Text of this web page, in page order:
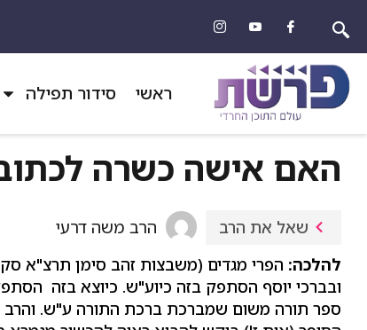
ראשי סידור תפילה
האם אישה כשרה
שאל את הרב הרב משה דרעי
להלכה: הפרי מגדים (משבצות זהב סימן תרצ"א
ובברכי יוסף הסתפק בזה כיוע"ש. כיוצא בזה
ספר תורה משום שמברכת ברכת התורה ע"ש.